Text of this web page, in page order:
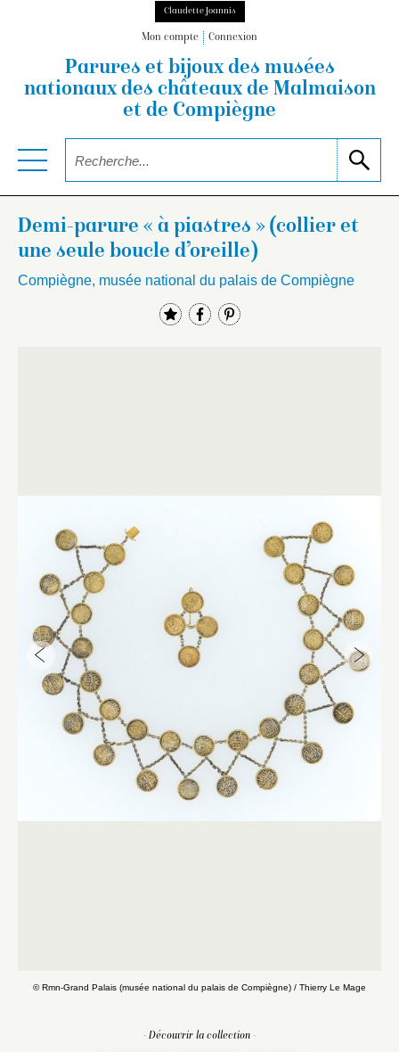
Claudette Joannis
Mon compte Connexion
Parures et bijoux des musées
nationauxdes châteaux de Malmaison
et de Compiègne
Demi-parure « à piastres » (collier et
une seule boucle d’oreille)
Compiègne, musée national du palais de Compiègne
© Rmn-Grand Palais (musée national du palais de Compiègne) / Thierry Le Mage
- Découvrir la collection -